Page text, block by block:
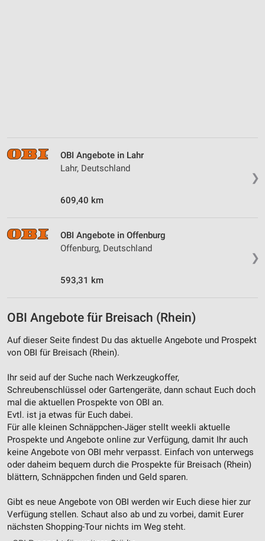
❯
OBI Angebote in Lahr
Lahr, Deutschland
609,40 km
❯
OBI Angebote in Offenburg
Offenburg, Deutschland
593,31 km
OBI Angebote für Breisach (Rhein)
Auf dieser Seite findest Du das aktuelle Angebote und Prospekt
von OBI für Breisach (Rhein).
Ihr seid auf der Suche nach Werkzeugkoffer,
Schreubenschlüssel oder Gartengeräte, dann schaut Euch doch
mal die aktuellen Prospekte von OBI an.
Evtl. ist ja etwas für Euch dabei.
Für alle kleinen Schnäppchen-Jäger stellt weekli aktuelle
Prospekte und Angebote online zur Verfügung, damit Ihr auch
keine Angebote von OBI mehr verpasst. Einfach von unterwegs
oder daheim bequem durch die Prospekte für Breisach (Rhein)
blättern, Schnäppchen finden und Geld sparen.
Gibt es neue Angebote von OBI werden wir Euch diese hier zur
Verfügung stellen. Schaut also ab und zu vorbei, damit Eurer
nächsten Shopping-Tour nichts im Weg steht.
Quellen
Entwicklung und Verbesserung der Angebote
Verwendung reduzierter Daten zur Auswahl von
Verwendung genauer Standortdaten
Informationen identifizieren
Notwendig
Performance
Werbung